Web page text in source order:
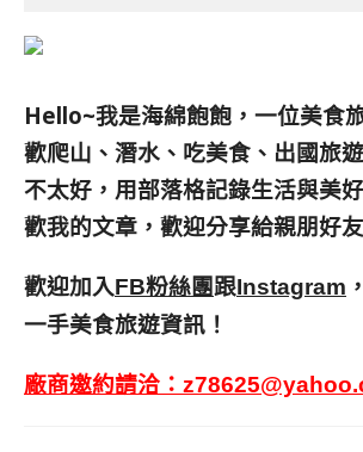
Hello~我是海綿飽飽，一位美食
歡爬山、潛水、吃美食、出國旅
不太好，用部落格記錄生活與美
歡我的文章，歡迎分享給親朋好友
歡迎加入FB粉絲團跟Instagram
一手美食旅遊資訊！
廠商邀約請洽：